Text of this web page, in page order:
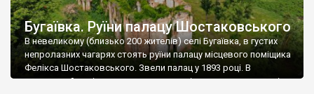
Бугаївка. Руїни палацу Шостаковського
В невеликому (близько 200 жителів) селі Бугаївка, в густих
непролазних чагарях стоять руїни палацу місцевого поміщика
Фелікса Шостаковського. Звели палац у 1893 році. В
радянський період у ньому спочатку містилася школа, потім